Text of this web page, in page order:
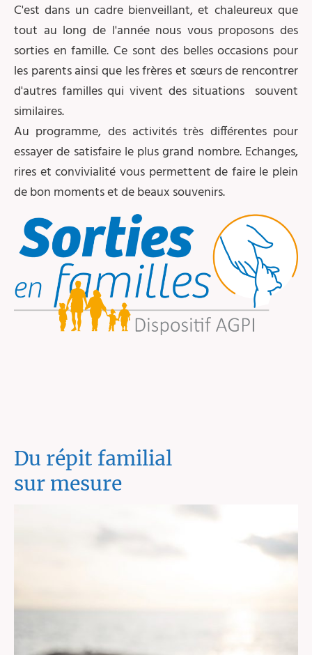
C'est dans un cadre bienveillant, et chaleureux que
tout au long de l'année nous vous proposons des
sorties en famille. Ce sont des belles occasions pour
les parents ainsi que les frères et sœurs de rencontrer
d'autres familles qui vivent des situations souvent
similaires.
Au programme, des activités très différentes pour
essayer de satisfaire le plus grand nombre. Echanges,
rires et convivialité vous permettent de faire le plein
de bon moments et de beaux souvenirs.
Du répit familial
sur mesure